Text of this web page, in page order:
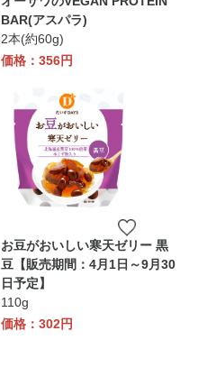
BAR(アスパラ)
2本(約60g)
価格：356円
お豆がおいしい寒天ゼリー 黒
豆【販売期間：4月1日～9月30
日予定】
110g
価格：302円